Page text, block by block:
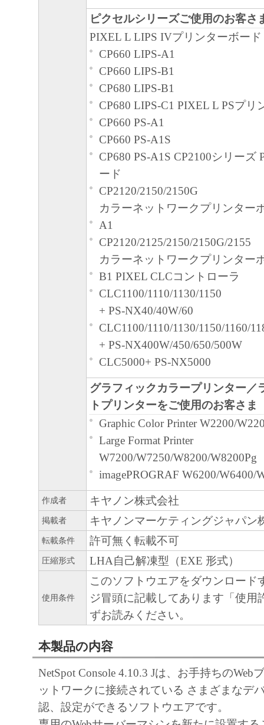
ピクセルシリーズご使用のお客さ
PIXEL L LIPS IVプリンターボード
CP660 LIPS-A1
CP660 LIPS-B1
CP680 LIPS-B1
CP680 LIPS-C1 PIXEL L PSプリ
CP660 PS-A1
CP660 PS-A1S
CP680 PS-A1S CP2100シリーズ
ード
CP2120/2150/2150G
カラーネットワークプリンター
A1
CP2120/2125/2150/2150G/2155
カラーネットワークプリンター
B1 PIXEL CLCコントローラ
CLC1100/1110/1130/1150
+ PS-NX40/40W/60
CLC1100/1110/1130/1150/1160/
+ PS-NX400W/450/650/500W
CLC5000+ PS-NX5000
グラフィックカラープリンター／
トプリンターをご使用のお客さま
Graphic Color Printer W2200/
Large Format Printer
W7200/W7250/W8200/W8200Pg
imagePROGRAF W6200/W6400/
作成者 キヤノン株式会社
掲載者 キヤノンマーケティングジャパン
転載条件 許可無く転載不可
圧縮形式 LHA自己解凍型（EXE 形式）
使用条件
このソフトウエアをダウンロード
ジ冒頭に記載してあります「使用
ずお読みください。
本製品の内容
NetSpot Console 4.10.3 Jは、お手持ちのWeb
ットワークに接続されている さまざまなデ
認、設定ができるソフトウエアです。